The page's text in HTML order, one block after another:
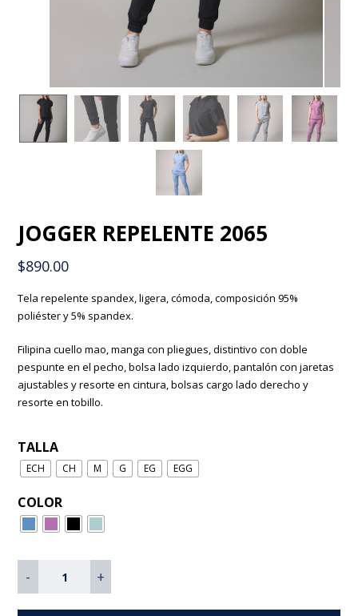
JOGGER REPELENTE 2065
$890.00
Tela repelente spandex, ligera, cómoda, composición 95%
poliéster y 5% spandex.
Filipina cuello mao, manga con pliegues, distintivo con doble
pespunte en el pecho, bolsa lado izquierdo, pantalón con jaretas
ajustables y resorte en cintura, bolsas cargo lado derecho y
resorte en tobillo.
TALLA
ECH CH M G EG EGG
COLOR
- +